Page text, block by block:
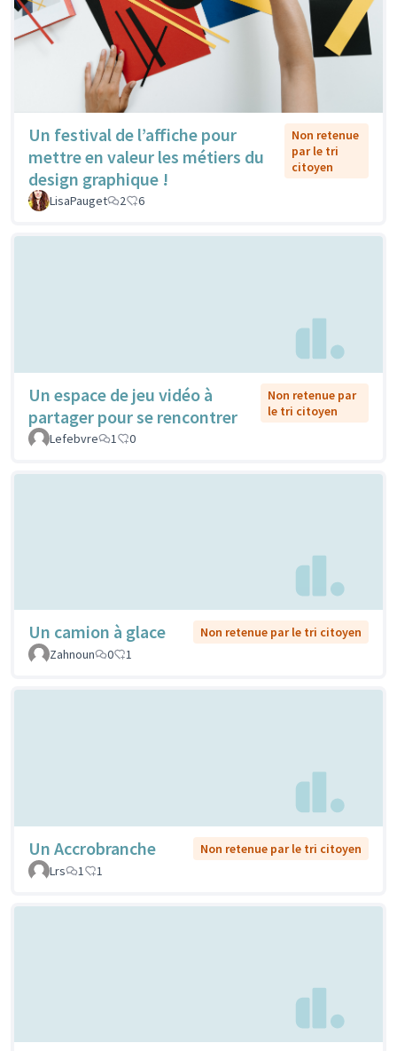
Un festival de l’affiche pour
mettre en valeur les métiers du
design graphique !
Non retenue
par le tri
citoyen
LisaPauget 2 6
Un espace de jeu vidéo à
partager pour se rencontrer
Non retenue par
le tri citoyen
Lefebvre
1 0
Un camion à glace
Non retenue par le tri citoyen
Zahnoun
0 1
Un Accrobranche
Non retenue par le tri citoyen
Lrs
1 1